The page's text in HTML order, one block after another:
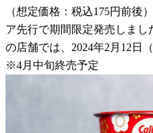
（想定価格：税込175円前後
ア先行で期間限定発売しま
の店舗では、2024年2月12日
※4月中旬終売予定